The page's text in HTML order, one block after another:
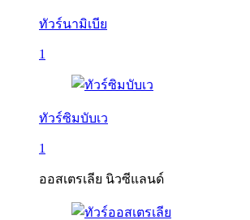
ทัวร์นามิเบีย
1
ทัวร์ซิมบับเว
1
ออสเตรเลีย นิวซีแลนด์